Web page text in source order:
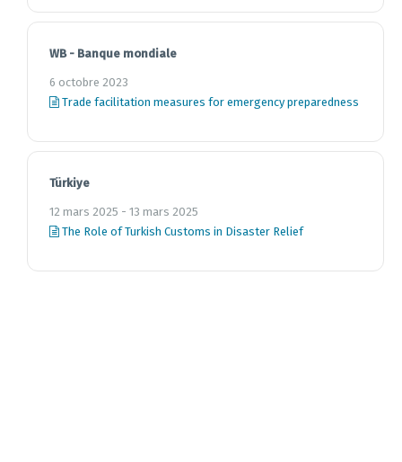
WB - Banque mondiale
6 octobre 2023
Trade facilitation measures for emergency preparedness
Türkiye
12 mars 2025 - 13 mars 2025
The Role of Turkish Customs in Disaster Relief